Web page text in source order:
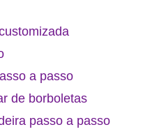
a passo
de borboletas
passo a passo